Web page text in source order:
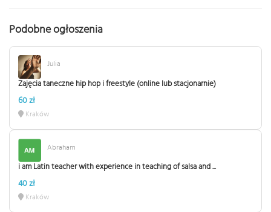
Podobne ogłoszenia
Julia
Zajęcia taneczne hip hop i freestyle (online lub stacjonarnie)
60 zł
Kraków
Abraham
i am Latin teacher with experience in teaching of salsa and ...
40 zł
Kraków